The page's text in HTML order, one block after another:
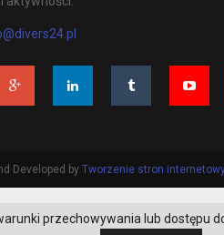
Developed by Tworzenie stron
przechowywania lub dostępu